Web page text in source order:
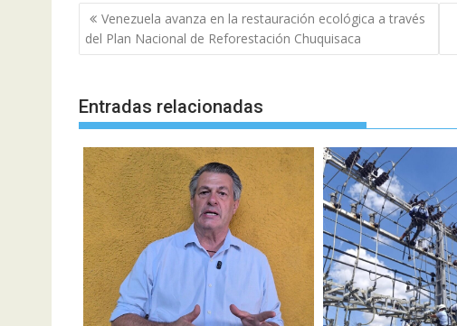
Navegación
de
entradas
Venezuela avanza en la restauración ecológica a través
del Plan Nacional de Reforestación Chuquisaca
Entradas relacionadas